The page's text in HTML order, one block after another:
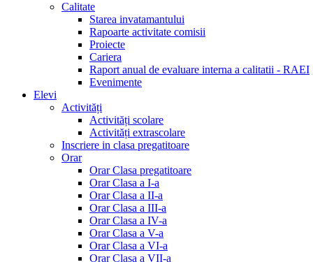
Calitate
Starea invatamantului
Rapoarte activitate comisii
Proiecte
Cariera
Raport anual de evaluare interna a calitatii - RAEI
Evenimente
Elevi
Activități
Activități scolare
Activități extrascolare
Inscriere in clasa pregatitoare
Orar
Orar Clasa pregatitoare
Orar Clasa a I-a
Orar Clasa a II-a
Orar Clasa a III-a
Orar Clasa a IV-a
Orar Clasa a V-a
Orar Clasa a VI-a
Orar Clasa a VII-a